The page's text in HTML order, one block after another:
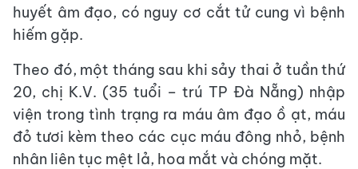
huyết âm đạo, có nguy cơ cắt tử cung vì bệnh
hiếm gặp.
Theo đó, một tháng sau khi sảy thai ở tuần thứ
20, chị K.V. (35 tuổi – trú TP Đà Nẵng) nhập
viện trong tình trạng ra máu âm đạo ồ ạt, máu
đỏ tươi kèm theo các cục máu đông nhỏ, bệnh
nhân liên tục mệt lả, hoa mắt và chóng mặt.